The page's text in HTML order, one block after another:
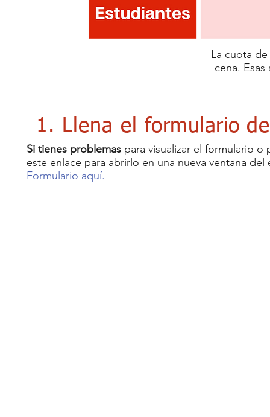
La cuota
cena.
1. Llena el formulario
Si tienes problemas para visualizar el formulario o
este enlace para abrirlo en una nueva ventana
Formulario aquí.